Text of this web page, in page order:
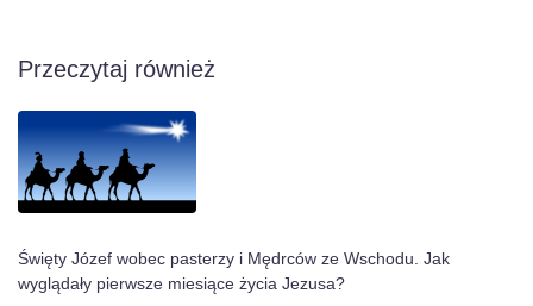
Przeczytaj również
Święty Józef wobec pasterzy i Mędrców ze Wschodu. Jak
wyglądały pierwsze miesiące życia Jezusa?